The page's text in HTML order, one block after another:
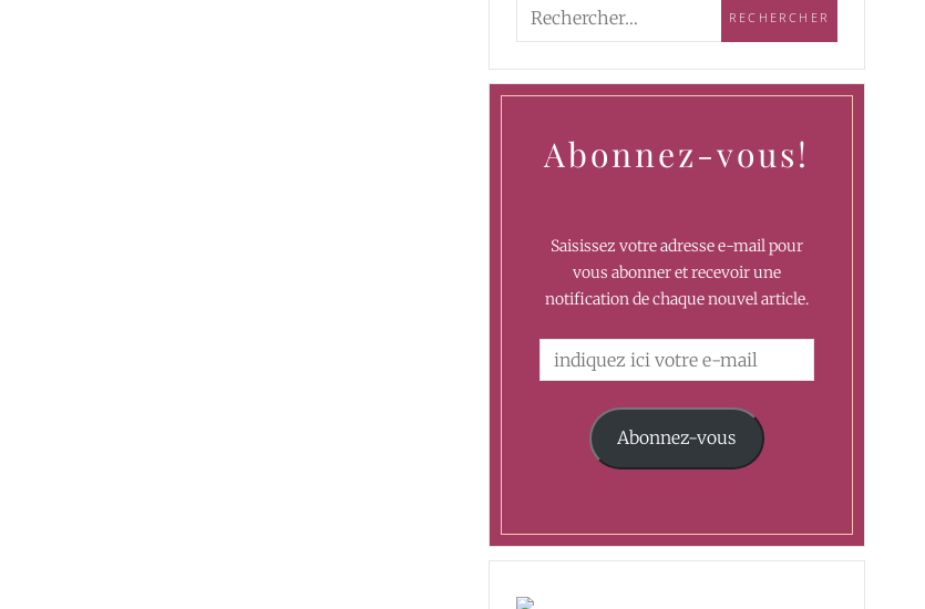
Abonnez-vous!
Saisissez votre adresse e-mail pour
vous abonner et recevoir une
notification de chaque nouvel article.
Abonnez-vous